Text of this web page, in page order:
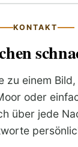
KONTAKT
zu einem
oder
über jede